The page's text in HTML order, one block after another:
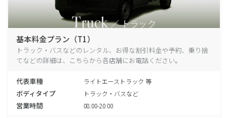
基本料金プラン（T1）
トラック・バスなどのレンタル、お得な割引料金や予約、乗り捨
てなどの詳細は、こちらから各店舗にお電話ください。
代表車種 ライトエーストラック 等
ボディタイプ トラック・バスなど
営業時間 08:00-20:00